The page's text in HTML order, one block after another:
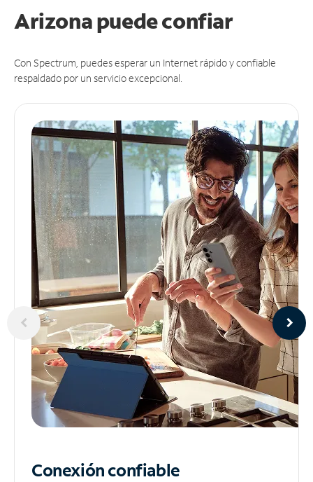
Arizona puedeconfiar
Con Spectrum, puedes esperar un Internet rápido y confiable
respaldado por un servicio excepcional.
Conexión confiable